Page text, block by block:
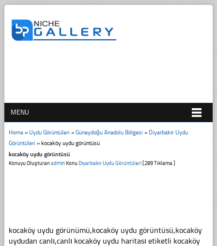
MENU
Home» Uydu Görüntüleri » Güneydoğu Anadolu Bölgesi » Diyarbakır Uydu
Görüntüleri » kocaköy uydu görüntüsü
kocaköy uydu görüntüsü
Konuyu OluşturanadminKonu Diyarbakır Uydu Görüntüleri[289 Tıklama ]
kocaköy uydu görünümü,kocaköy uydu görüntüsü,kocaköy
uydudan canlı,canlı kocaköy uydu haritası etiketli kocaköy